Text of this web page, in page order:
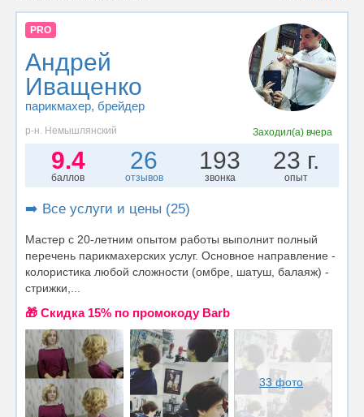
PRO
Андрей
Иващенко
парикмахер, брейдер
р-н. Немышлянский Заходил(а)вчера
9.4
баллов
26
отзывов
193
звонка
23 г.
опыт
➡️ Все услуги и цены (25)
Мастер с 20-летним опытом работы выполнит полный
перечень парикмахерских услуг. Основное направление -
колористика любой сложности (омбре, шатуш, балаяж) -
стрижки,...
🎁 Cкидка 15% по промокоду Barb
33 фото